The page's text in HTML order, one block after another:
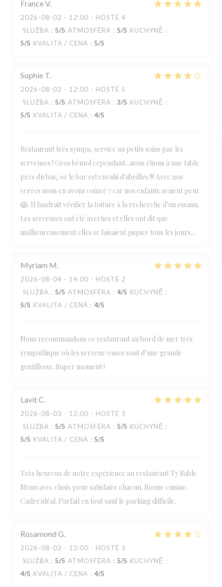
FranceV
2026-08-02 - 12:00 - HOSTÉ 4
SLUŽBA : 5/5 ATMOSFÉRA : 5/5 KUCHYNĚ :
5/5 KVALITA / CENA : 5/5
Sophie T
2026-08-02 - 12:00 - HOSTÉ 5
SLUŽBA : 5/5 ATMOSFÉRA : 3/5 KUCHYNĚ :
5/5 KVALITA / CENA : 4/5
Restaurant très sympa, service au petits soins par les
serveuses ! Gros bémol cependant...nous étions à une table
près du bar, or le bar est envahi d'abeilles !!! Avec nos
verres nous en avons coincé 7 car nos enfants avaient peur
😱. Il faudrait vérifier la toiture à la recherche d'un essaim.
Les serveuses ont été averties et elles ont dit que
malheureusement elles se faisaient piquer tous les jours...
Myriam M
2026-08-04 - 14:00 - HOSTÉ 2
SLUŽBA : 5/5 ATMOSFÉRA : 4/5 KUCHYNĚ :
5/5 KVALITA / CENA : 4/5
Nous recommandons ce restaurant au bord de mer très
sympathique où les serveur/euses sont d’une grande
gentillesse. Super moment !
LavitC
2026-08-03 - 12:00 - HOSTÉ 3
SLUŽBA : 5/5 ATMOSFÉRA : 5/5 KUCHYNĚ :
5/5 KVALITA / CENA : 5/5
Très heureux de notre expérience au restaurant Ty Sable.
Menu avec choix pour satisfaire chacun. Bonne cuisine.
Cadre idéal. Parfait en tout sauf le parking difficile.
Rosamond G
2026-08-02 - 12:00 - HOSTÉ 3
SLUŽBA : 5/5 ATMOSFÉRA : 5/5 KUCHYNĚ :
4/5 KVALITA / CENA : 4/5